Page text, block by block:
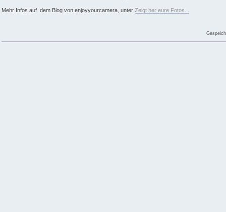
Mehr Infos auf dem Blog von enjoyyourcamera, unter Zeigt her eure Fotos...